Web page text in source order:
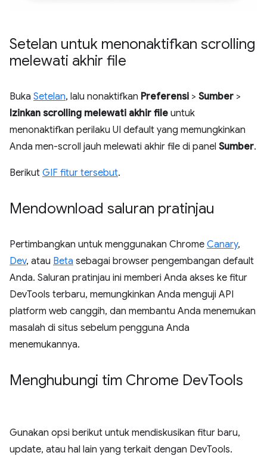
Setelan untuk menonaktifkan scrolling
melewati akhir file
Buka Setelan, lalu nonaktifkan Preferensi > Sumber >
Izinkan scrolling melewati akhir file untuk
menonaktifkan perilaku UI default yang memungkinkan
Anda men-scroll jauh melewati akhir file di panel Sumber.
Berikut GIF fitur tersebut.
Mendownload saluran pratinjau
Pertimbangkan untuk menggunakan Chrome Canary,
Dev, atau Beta sebagai browser pengembangan default
Anda. Saluran pratinjau ini memberi Anda akses ke fitur
DevTools terbaru, memungkinkan Anda menguji API
platform web canggih, dan membantu Anda menemukan
masalah di situs sebelum pengguna Anda
menemukannya.
Menghubungi tim Chrome DevTools
Gunakan opsi berikut untuk mendiskusikan fitur baru,
update, atau hal lain yang terkait dengan DevTools.